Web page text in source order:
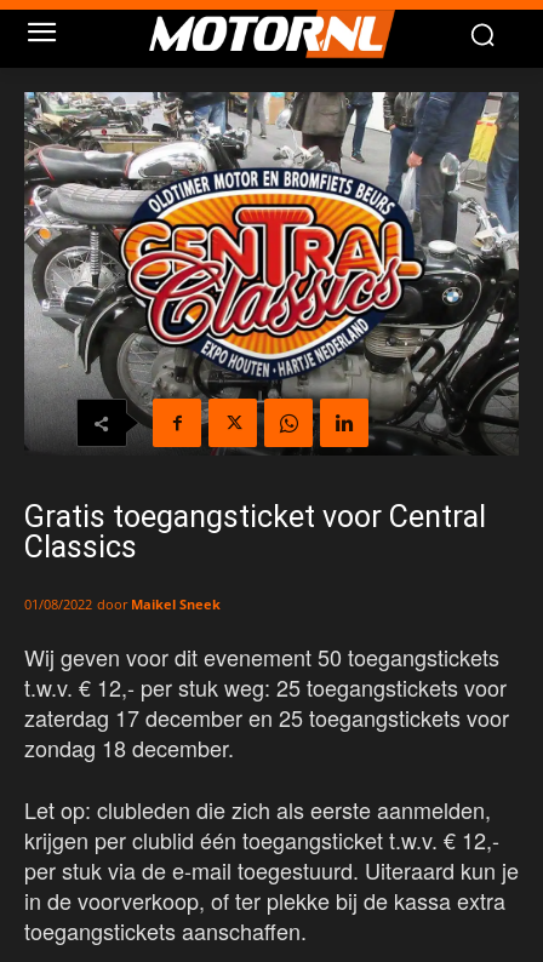
Gratis toegangsticket voor Central
Classics
01/08/2022 door Maikel Sneek
Wij geven voor dit evenement 50 toegangstickets
t.w.v. € 12,- per stuk weg: 25 toegangstickets voor
zaterdag 17 december en 25 toegangstickets voor
zondag 18 december.
Let op: clubleden die zich als eerste aanmelden,
krijgen per clublid één toegangsticket t.w.v. € 12,-
per stuk via de e-mail toegestuurd. Uiteraard kun je
in de voorverkoop, of ter plekke bij de kassa extra
toegangstickets aanschaffen.